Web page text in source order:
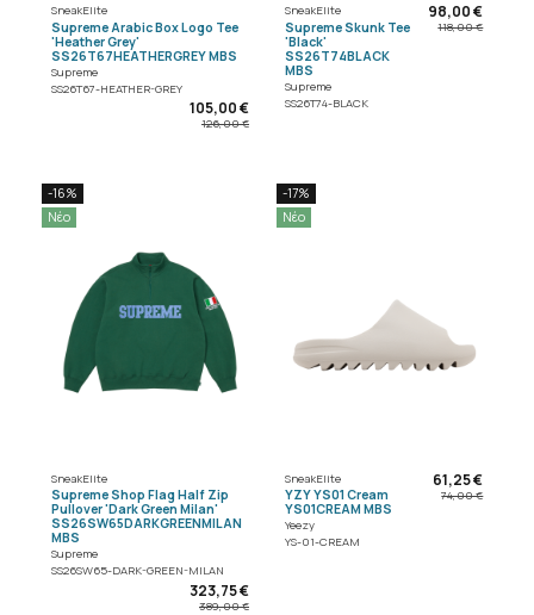
SneakElite
Supreme Arabic Box Logo Tee
'Heather Grey'
SS26T67HEATHERGREY MBS
Supreme
SS26T67-HEATHER-GREY
105,00 €
126,00 €
SneakElite
Supreme Skunk Tee
'Black'
SS26T74BLACK
MBS
Supreme
SS26T74-BLACK
98,00 €
118,00 €
-16%
Νέο
SneakElite
Supreme Shop Flag Half Zip
Pullover 'Dark Green Milan'
SS26SW65DARKGREENMILAN
MBS
Supreme
SS26SW65-DARK-GREEN-MILAN
323,75 €
389,00 €
-17%
Νέο
SneakElite
YZY YS01 Cream
YS01CREAM MBS
Yeezy
YS-01-CREAM
61,25 €
74,00 €